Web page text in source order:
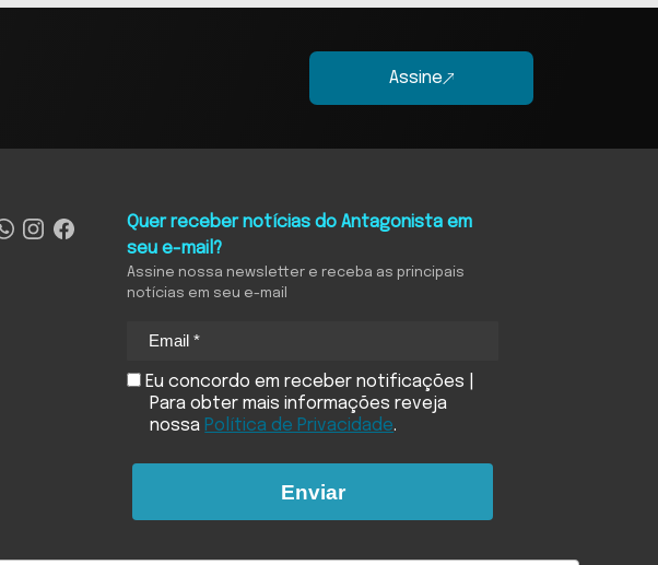
Assine
Quer receber notícias do Antagonista em
seu e-mail?
Assine nossa newsletter e receba as principais
notícias em seu e-mail
Eu concordo em receber notificações |
Para obter mais informações reveja
nossa Política de Privacidade.
Enviar